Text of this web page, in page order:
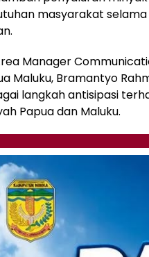
masyarakat
Manager
Maluku, Bramantyo
langkah antisipasi
Papua dan Maluku.